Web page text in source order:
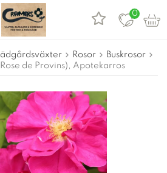
0
Rosor
Buskrosor
de Provins), Apotekarros